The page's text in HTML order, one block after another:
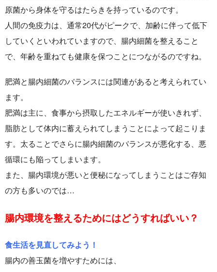
原菌から身体を守るはたらきを持っているのです。
人間の免疫力は、通常20代がピークで、加齢に伴って低下
していくといわれていますので、 腸内細菌を整えること
で、年齢を重ねても健康を保つことにつながるのですね。
肥満と腸内細菌のバランスには関連があると考えられてい
ます。
肥満は主に、食事から摂取したエネルギーが使いきれず、
脂肪として体内に蓄えられてしまうことによって起こりま
す。太ることでさらに腸内細菌のバランスが悪化する、悪
循環にも陥ってしまいます。
また、腸内環境が悪いと便秘になってしまうことはご存知
の方も多いのでは…
腸内環境を整えるためにはどうすればいい？
食生活を見直してみよう！
腸内の善玉菌を増やすためには、